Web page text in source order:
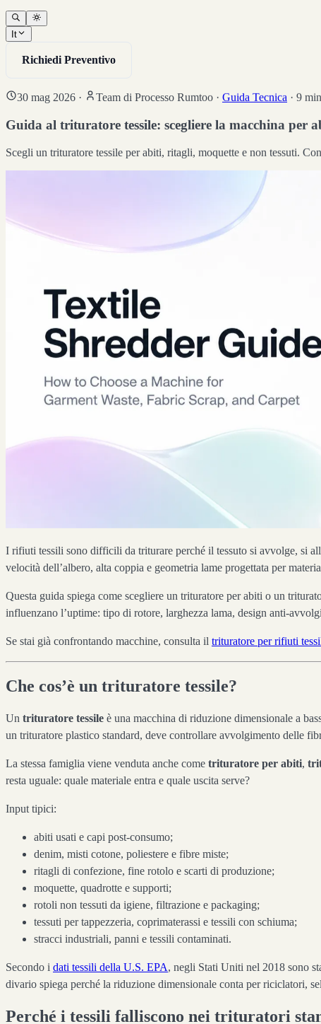
It
Richiedi Preventivo
30 mag 2026 · Team di Processo Rumtoo · Guida Tecnica · 9
Guida al trituratore tessile: scegliere la macchina per
Scegli un trituratore tessile per abiti, ritagli, moquette e non tessuti.
I rifiuti tessili sono difficili da triturare perché il tessuto si avvolge, si
velocità dell’albero, alta coppia e geometria lame progettata per
Questa guida spiega come scegliere un trituratore per abiti o un
influenzano l’uptime: tipo di rotore, larghezza lama, design anti-
Se stai già confrontando macchine, consulta il trituratore per rifiuti
Che cos’è un trituratore tessile?
Un trituratore tessile è una macchina di riduzione dimensionale a
un trituratore plastico standard, deve controllare avvolgimento delle
La stessa famiglia viene venduta anche come trituratore per abiti,
resta uguale: quale materiale entra e quale uscita serve?
Input tipici:
abiti usati e capi post-consumo;
denim, misti cotone, poliestere e fibre miste;
ritagli di confezione, fine rotolo e scarti di produzione;
moquette, quadrotte e supporti;
rotoli non tessuti da igiene, filtrazione e packaging;
tessuti per tappezzeria, coprimaterassi e tessili con schiuma;
stracci industriali, panni e tessili contaminati.
Secondo i dati tessili della U.S. EPA, negli Stati Uniti nel 2018 sono
divario spiega perché la riduzione dimensionale conta per riciclatori,
Perché i tessili falliscono nei trituratori